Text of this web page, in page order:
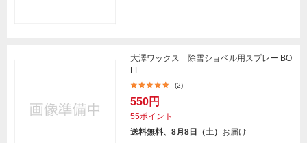
大澤ワックス 除雪ショベル用スプレー BO
LL
(2)
550円
55ポイント
送料無料、8月8日（土） お届け